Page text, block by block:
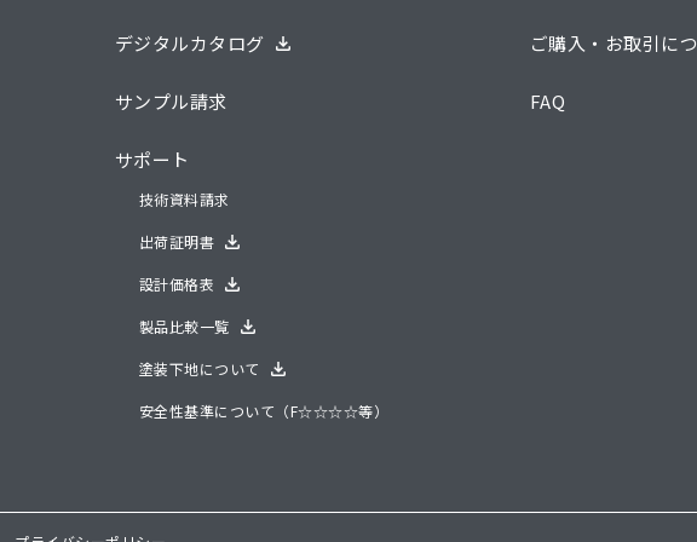
デジタルカタログ
サンプル請求
サポート
技術資料請求
出荷証明書
設計価格表
製品比較一覧
塗装下地について
安全性基準について（F☆☆☆☆等）
ご購入・お取引に
FAQ